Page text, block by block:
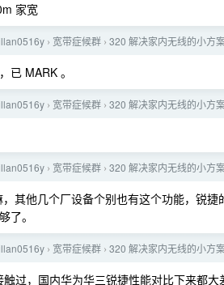
家宽
› 宽带症候群 › 320 解决家内无线的小方
已 MARK 。
› 宽带症候群 › 320 解决家内无线的小方
› 宽带症候群 › 320 解决家内无线的小方
，其他几个厂设备个别也有这个功能，锐
了。
› 宽带症候群 › 320 解决家内无线的小方
触过，国内华为华三锐捷性能对比下来都大